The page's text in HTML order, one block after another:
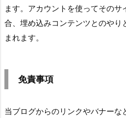
ます。アカウントを使ってその
合、埋め込みコンテンツとのやり
まれます。
免責事項
当ブログからのリンクやバナーな